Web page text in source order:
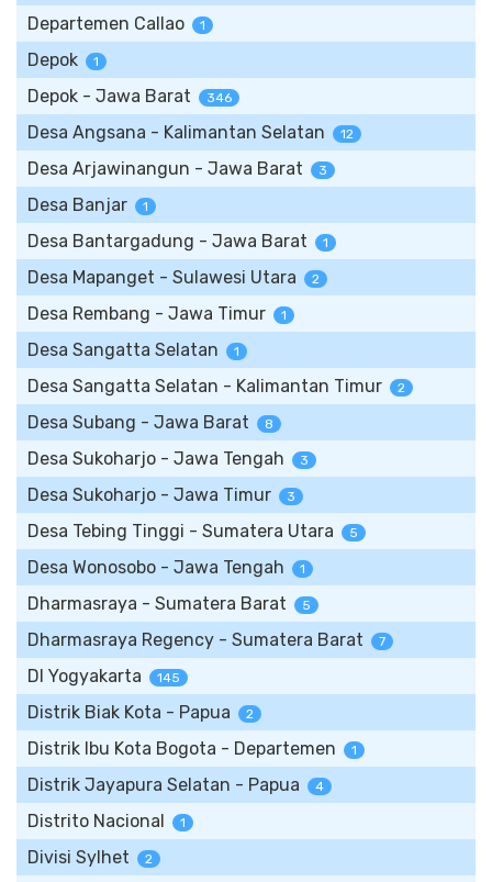
Departemen Callao 1
Depok 1
Depok - Jawa Barat 346
Desa Angsana - Kalimantan Selatan 12
Desa Arjawinangun - Jawa Barat 3
Desa Banjar 1
Desa Bantargadung - Jawa Barat 1
Desa Mapanget - Sulawesi Utara 2
Desa Rembang - Jawa Timur 1
Desa Sangatta Selatan 1
Desa Sangatta Selatan - Kalimantan Timur 2
Desa Subang - Jawa Barat 8
Desa Sukoharjo - Jawa Tengah 3
Desa Sukoharjo - Jawa Timur 3
Desa Tebing Tinggi - Sumatera Utara 5
Desa Wonosobo - Jawa Tengah 1
Dharmasraya - Sumatera Barat 5
Dharmasraya Regency - Sumatera Barat 7
DI Yogyakarta 145
Distrik Biak Kota - Papua 2
Distrik Ibu Kota Bogota - Departemen 1
Distrik Jayapura Selatan - Papua 4
Distrito Nacional 1
Divisi Sylhet 2